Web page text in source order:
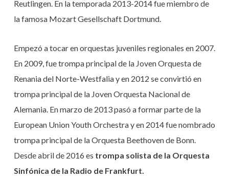
Reutlingen. En la temporada 2013-2014 fue miembro de
la famosa Mozart Gesellschaft Dortmund.
Empezó a tocar en orquestas juveniles regionales en 2007.
En 2009, fue trompa principal de la Joven Orquesta de
Renania del Norte-Westfalia y en 2012 se convirtió en
trompa principal de la Joven Orquesta Nacional de
Alemania. En marzo de 2013 pasó a formar parte de la
European Union Youth Orchestra y en 2014 fue nombrado
trompa principal de la Orquesta Beethoven de Bonn.
Desde abril de 2016 es trompa solista de la Orquesta
Sinfónica de la Radio de Frankfurt.